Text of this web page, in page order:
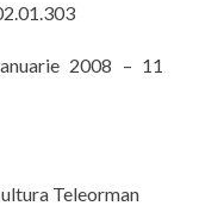
2008 – 11
Teleorman